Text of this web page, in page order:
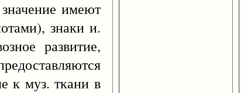
имеют
знаки и.
развитие,
к муз. ткани в